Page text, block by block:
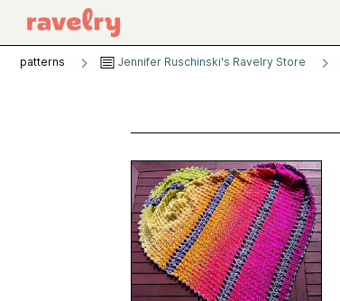
patterns Jennifer Ruschinski's Ravelry Store